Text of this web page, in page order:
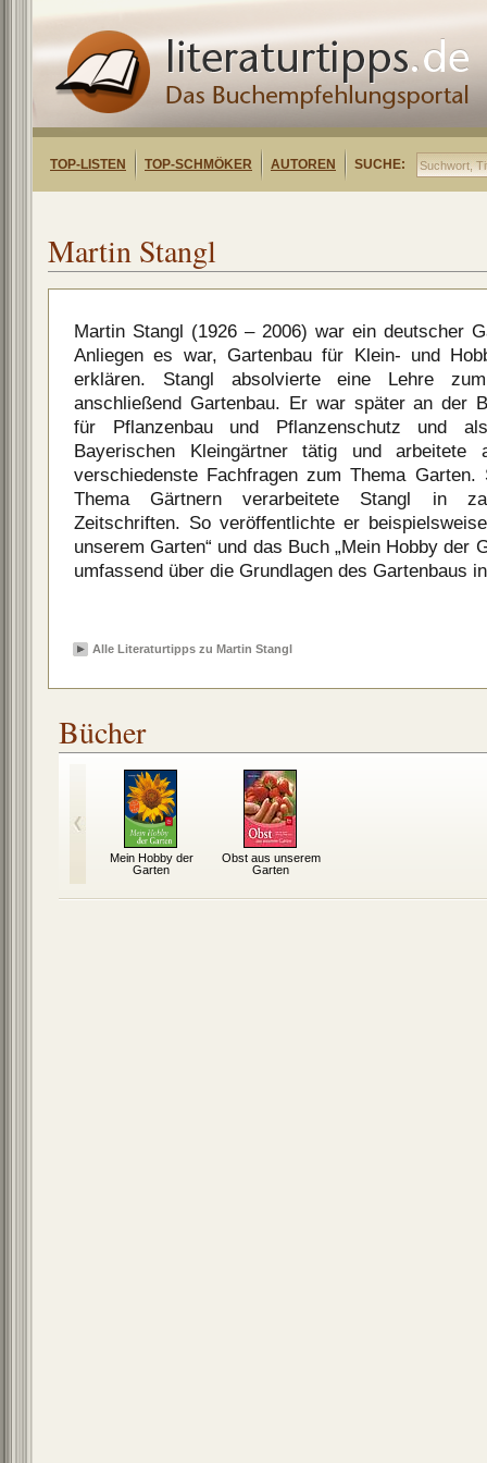
TOP-LISTEN TOP-SCHMÖKER AUTOREN SUCHE:
Martin Stangl
Martin Stangl (1926 – 2006) war ein deutscher
Anliegen es war, Gartenbau für Klein- und
erklären. Stangl absolvierte eine Lehre
anschließend Gartenbau. Er war später an der
für Pflanzenbau und Pflanzenschutz und
Bayerischen Kleingärtner tätig und arbeitete
verschiedenste Fachfragen zum Thema
Thema Gärtnern verarbeitete Stangl in
Zeitschriften. So veröffentlichte er
unserem Garten“ und das Buch „Mein Hobby der
umfassend über die Grundlagen des Gartenbaus
Alle Literaturtipps zu Martin Stangl
Bücher
Mein Hobby der
Garten
Obst aus unserem
Garten